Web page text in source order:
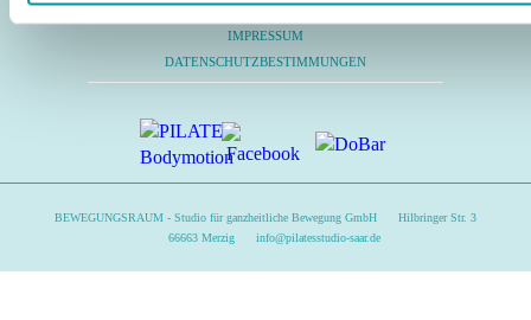
KONTAKT
IMPRESSUM
DATENSCHUTZBESTIMMUNGEN
BEWEGUNGSRAUM - Studio für ganzheitliche Bewegung GmbH
Hilbringer Str. 3
66663 Merzig
info@pilatesstudio-saar.de